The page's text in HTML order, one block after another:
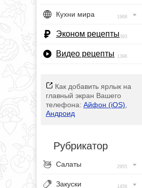
Кухни мира 1968
Эконом рецепты393
Видео рецепты 1396
Как добавить ярлык на
главный экран Вашего
телефона: Айфон (iOS)
Андроид
Рубрикатор
Салаты 2955
Закуски 1456